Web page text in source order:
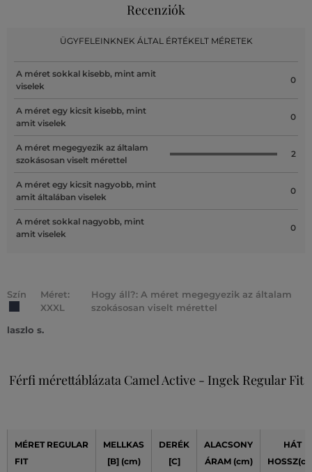
Recenziók
ÜGYFELEINKNEK ÁLTAL ÉRTÉKELT MÉRETEK
A méret sokkal kisebb, mint amit
viselek
0
A méret egy kicsit kisebb, mint
amit viselek
0
A méret megegyezik az általam
szokásosan viselt mérettel
2
A méret egy kicsit nagyobb, mint
amit általában viselek
0
A méret sokkal nagyobb, mint
amit viselek
0
Szín
Méret:
XXXL
Hogy áll?: A méret megegyezik az általam
szokásosan viselt mérettel
laszlo s.
Férfi mérettáblázata Camel Active - Ingek Regular Fit
MÉRET REGULAR
FIT
MELLKAS
[B] (cm)
DERÉK
[C]
ALACSONY
ÁRAM (cm)
HÁT